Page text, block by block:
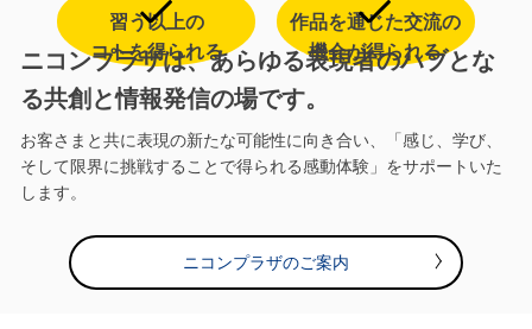
習う以上の
コトを得られる
作品を通じた交流の
機会が得られる
ニコンプラザは、あらゆる表現者のハブとな
る共創と情報発信の場です。
お客さまと共に表現の新たな可能性に向き合い、「感じ、学び、
そして限界に挑戦することで得られる感動体験」をサポートいた
します。
ニコンプラザのご案内